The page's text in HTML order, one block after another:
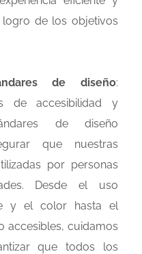
de los objetivos
de diseño:
de accesibilidad y
de diseño
que nuestras
por personas
Desde el uso
y el color hasta el
accesibles, cuidamos
que todos los